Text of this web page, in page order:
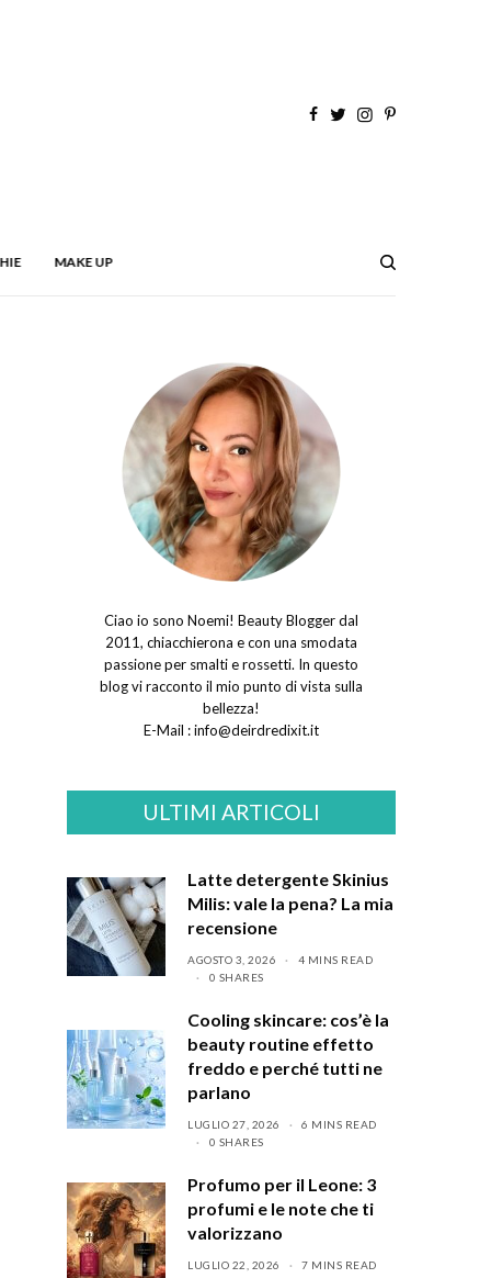
MAKE UP
Ciao io sono Noemi! Beauty Blogger dal
2011, chiacchierona e con una smodata
passione per smalti e rossetti. In questo
blog vi racconto il mio punto di vista sulla
bellezza!
E-Mail :info@deirdredixit.it
ULTIMI ARTICOLI
Latte detergente Skinius
Milis: vale la pena? La mia
recensione
AGOSTO 3, 2026
4 MINS READ
0 SHARES
Cooling skincare: cos’è la
beauty routine effetto
freddo e perché tutti ne
parlano
LUGLIO 27, 2026
6 MINS READ
0 SHARES
Profumo per il Leone: 3
profumi e le note che ti
valorizzano
LUGLIO 22, 2026
7 MINS READ